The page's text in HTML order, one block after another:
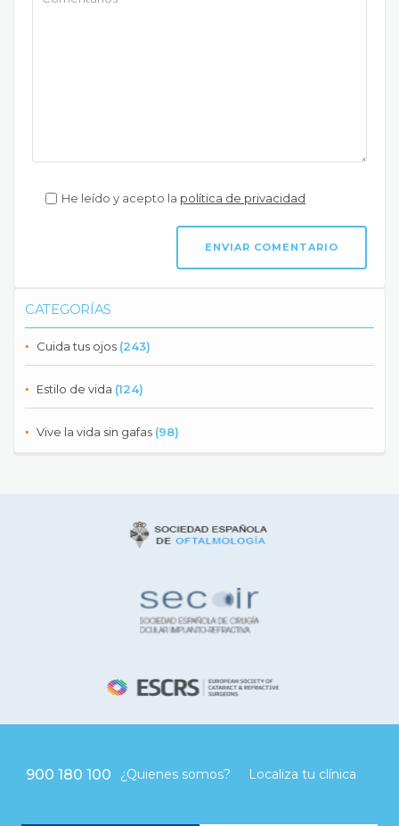
He leído y acepto la política de privacidad
CATEGORÍAS
Cuida tus ojos (243)
Estilo de vida (124)
Vive la vida sin gafas (98)
900 180 100 ¿Quienes somos? Localiza tu clínica